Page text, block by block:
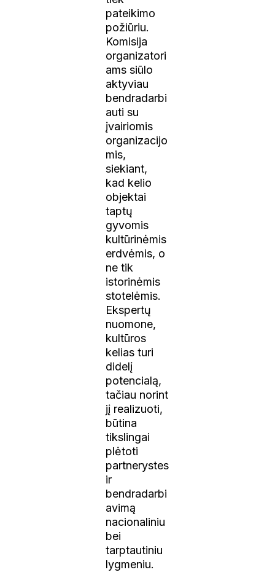
pateikimo
požiūriu.
Komisija
organizatori
ams siūlo
aktyviau
bendradarbi
auti su
įvairiomis
organizacijo
mis,
siekiant,
kad kelio
objektai
taptų
gyvomis
kultūrinėmis
erdvėmis, o
ne tik
istorinėmis
stotelėmis.
Ekspertų
nuomone,
kultūros
kelias turi
didelį
potencialą,
tačiau norint
jį realizuoti,
būtina
tikslingai
plėtoti
partnerystes
ir
bendradarbi
avimą
nacionaliniu
bei
tarptautiniu
lygmeniu.